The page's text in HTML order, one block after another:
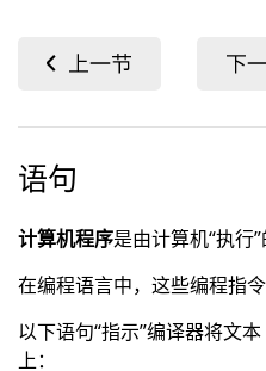
语句
计算机程序是由计算机“执行”
在编程语言中，这些编程指
以下语句“指示”编译器将文
上：